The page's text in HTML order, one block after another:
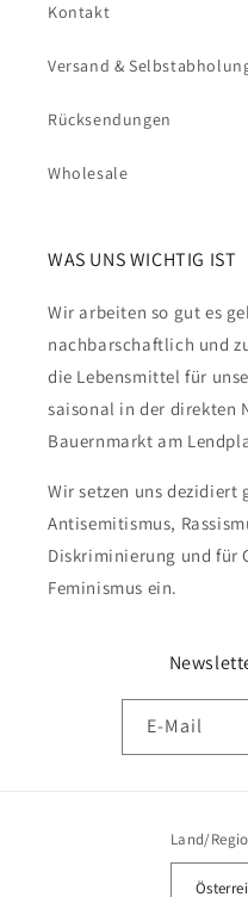
Kontakt
Versand &
Rücksendungen
Wholesale
WAS UNS WICHTIG IST
Wir arbeiten so gut es
nachbarschaftlich und
die Lebensmittel für
saisonal in der direkten
Bauernmarkt am
Wir setzen uns dezidiert
Antisemitismus,
Diskriminierung und für
Feminismus ein.
E-Mail
Land/